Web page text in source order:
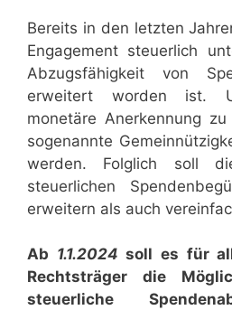
Bereits in den letzten
Engagement steuerlich
Abzugsfähigkeit von
erweitert worden ist.
monetäre Anerkennung
sogenannte
werden. Folglich soll
steuerlichen
erweitern als auch
Ab 1.1.2024 soll es für
Rechtsträger die
steuerliche